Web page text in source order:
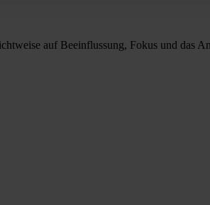
auf Beeinflussung, Fokus und das